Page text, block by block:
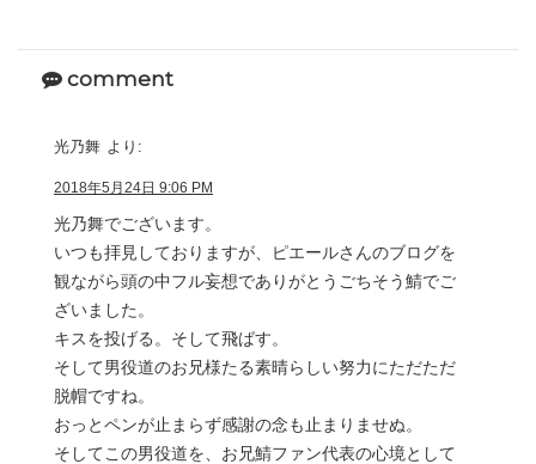
comment
光乃舞 より:
2018年5月24日 9:06 PM
光乃舞でございます。
いつも拝見しておりますが、ピエールさんのブログを
観ながら頭の中フル妄想でありがとうごちそう鯖でご
ざいました。
キスを投げる。そして飛ばす。
そして男役道のお兄様たる素晴らしい努力にただただ
脱帽ですね。
おっとペンが止まらず感謝の念も止まりませぬ。
そしてこの男役道を、お兄鯖ファン代表の心境として